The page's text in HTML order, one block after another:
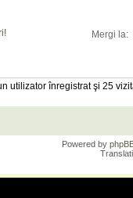
Mergi la:
utilizator înregistrat şi 25
Powered by